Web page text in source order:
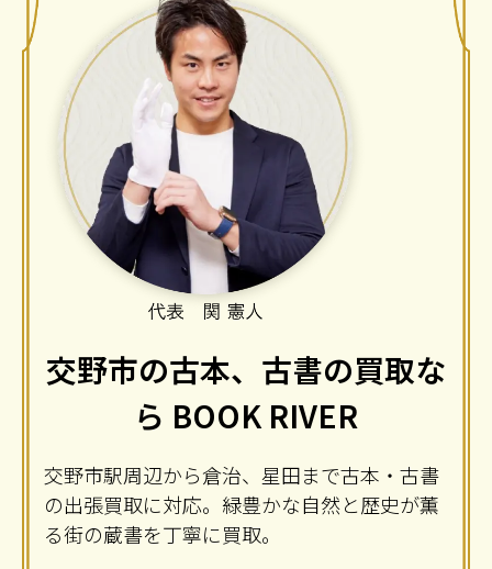
交野市の古本、古書の買取な
ら BOOK RIVER
交野市駅周辺から倉治、星田まで古本・古書
の出張買取に対応。緑豊かな自然と歴史が薫
る街の蔵書を丁寧に買取。